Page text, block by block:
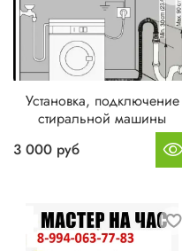
Установка, подключение
стиральной машины
3 000 руб